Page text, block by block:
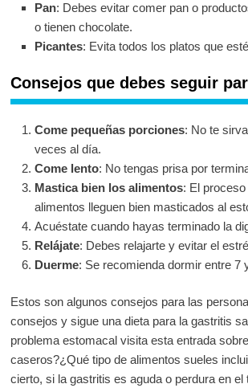
Pan: Debes evitar comer pan o
o tienen chocolate.
Picantes: Evita todos los platos que
Consejos que debes seguir
Come pequeñas porciones: No te
veces al día.
Come lento: No tengas prisa por
Mastica bien los alimentos: El
alimentos lleguen bien masticados al
Acuéstate cuando hayas terminado la
Relájate: Debes relajarte y evitar el
Duerme: Se recomienda dormir entre 7
Estos son algunos consejos para las
consejos y sigue una dieta para la gastritis
problema estomacal visita esta entrada
caseros?¿Qué tipo de alimentos sueles
cierto, si la gastritis es aguda o perdura en